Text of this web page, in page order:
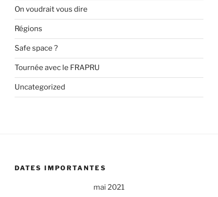
On voudrait vous dire
Régions
Safe space ?
Tournée avec le FRAPRU
Uncategorized
DATES IMPORTANTES
mai 2021